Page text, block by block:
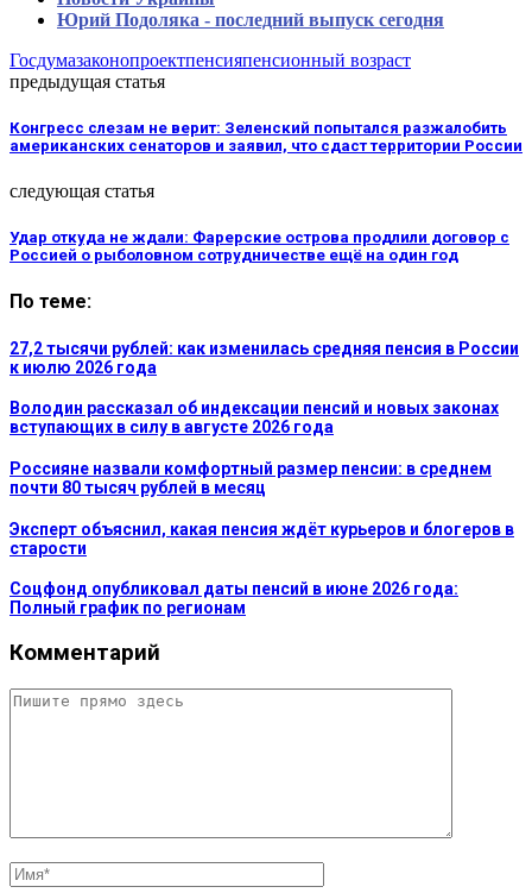
Юрий Подоляка - последний выпуск сегодня
Госдумазаконопроектпенсияпенсионный возраст
предыдущая статья
Конгресс слезам не верит: Зеленский попытался разжалобить
американских сенаторов и заявил, что сдаст территории России
следующая статья
Удар откуда не ждали: Фарерские острова продлили договор с
Россией о рыболовном сотрудничестве ещё на один год
По теме:
27,2 тысячи рублей: как изменилась средняя пенсия в России
к июлю 2026 года
Володин рассказал об индексации пенсий и новых законах
вступающих в силу в августе 2026 года
Россияне назвали комфортный размер пенсии: в среднем
почти 80 тысяч рублей в месяц
Эксперт объяснил, какая пенсия ждёт курьеров и блогеров в
старости
Соцфонд опубликовал даты пенсий в июне 2026 года:
Полный график по регионам
Комментарий